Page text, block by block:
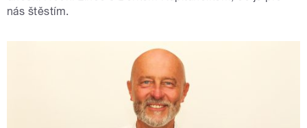
nás štěstím.